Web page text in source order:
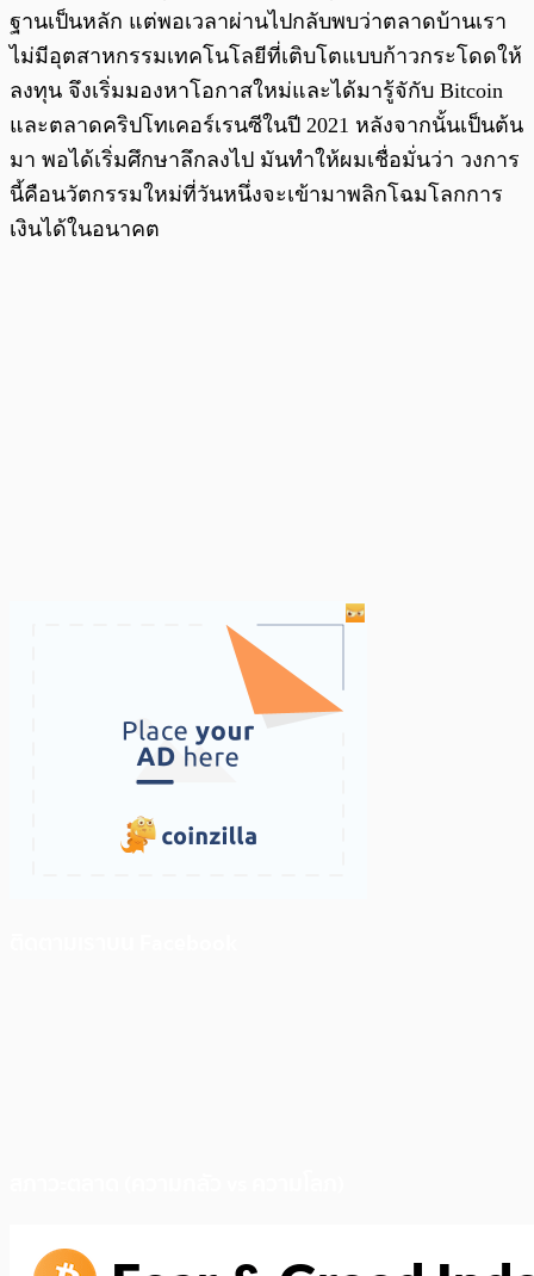
ฐานเป็นหลัก แต่พอเวลาผ่านไปกลับพบว่าตลาดบ้านเรา
ไม่มีอุตสาหกรรมเทคโนโลยีที่เติบโตแบบก้าวกระโดดให้
ลงทุน จึงเริ่มมองหาโอกาสใหม่และได้มารู้จักับ Bitcoin
และตลาดคริปโทเคอร์เรนซีในปี 2021 หลังจากนั้นเป็นต้น
มา พอได้เริ่มศึกษาลึกลงไป มันทำให้ผมเชื่อมั่นว่า วงการ
นี้คือนวัตกรรมใหม่ที่วันหนึ่งจะเข้ามาพลิกโฉมโลกการ
เงินได้ในอนาคต